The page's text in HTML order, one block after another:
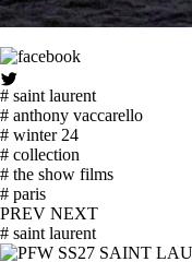
# saint laurent
# anthony vaccarello
# winter 24
# collection
# the show films
# paris
PREV NEXT
# saint laurent